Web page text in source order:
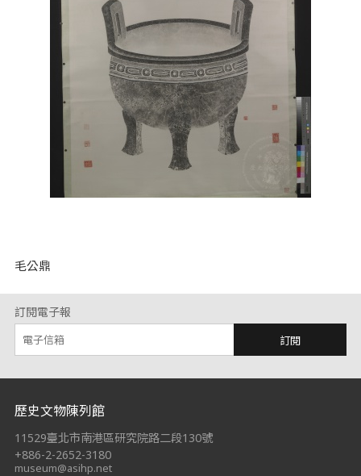
毛公鼎
訂閱電子報
訂閱
:::
歷史文物陳列館
11529臺北市南港區研究院路二段130號
+886-2-2652-3180
museum@asihp.net